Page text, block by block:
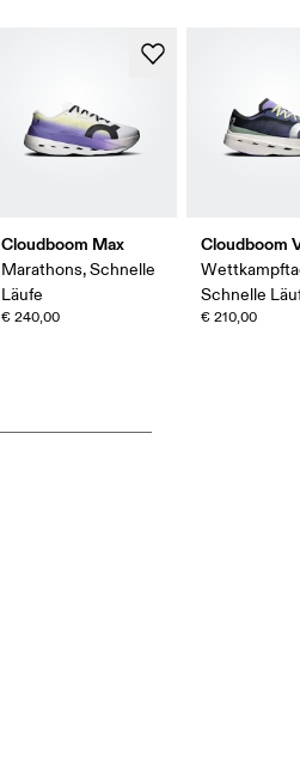
Cloudboom Max
Marathons, Schnelle
Läufe
€ 240,00
Cloudboom
Schnelle
€ 210,00